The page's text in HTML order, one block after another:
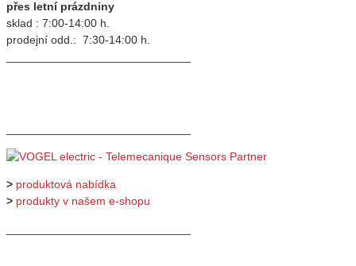
přes letní prázdniny
sklad : 7:00-14:00 h.
prodejní odd.: 7:30-14:00 h.
> produktová nabídka
> produkty v našem e-shopu